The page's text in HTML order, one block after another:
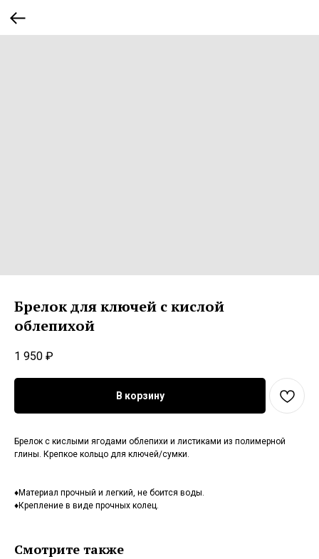
Брелок для ключей с кислой
облепихой
1 950 ₽
В корзину
Брелок с кислыми ягодами облепихи и листиками из полимерной
глины. Крепкое кольцо для ключей/сумки.
♦Материал прочный и легкий, не боится воды.
♦Крепление в виде прочных колец.
Смотрите также